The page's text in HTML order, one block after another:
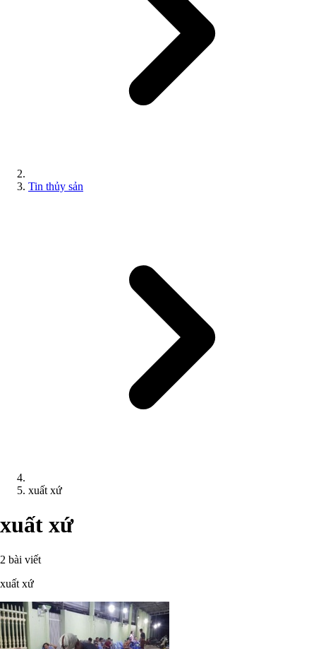
Tin thủy sản
xuất xứ
xuất xứ
2 bài viết
xuất xứ